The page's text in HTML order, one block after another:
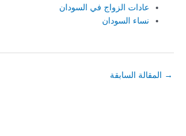
عادات الزواج في السودان
نساء السودان
→ المقالة السابقة